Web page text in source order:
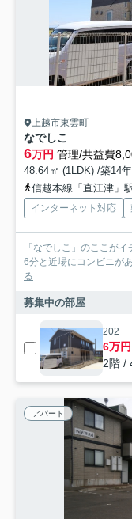
上越市東雲町
なでしこ
6万円 管理/共益費
48.64㎡ (1LDK) /築14
信越本線「直江津」
インターネット対応
「なでしこ」のここが
6分と近場にコンビニが
る
募集中の部屋
202
6万円
2階 /
アパート